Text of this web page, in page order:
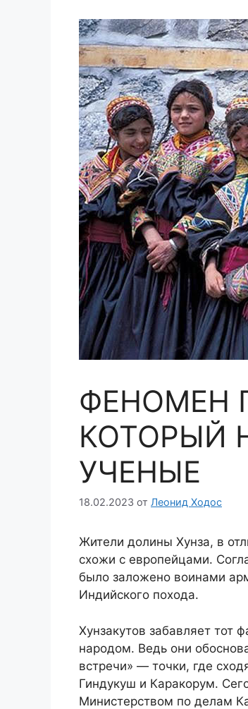
ФЕНОМЕН
КОТОРЫЙ
УЧЕНЫЕ
18.02.2023 от Леонид Ходос
Жители долины Хунза, в
схожи с европейцами.
было заложено воинами
Индийского похода.
Хунзакутов забавляет тот
народом. Ведь они
встречи» — точки, где
Гиндукуш и Каракорум.
Министерством по делам